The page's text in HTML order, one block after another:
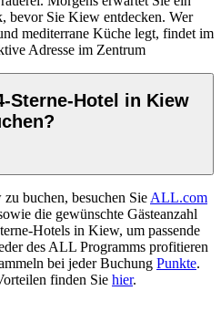
bevor Sie Kiew entdecken. Wer
mediterrane Küche legt, findet im
Adresse im Zentrum
Sterne-Hotel in Kiew
buchen, besuchen Sie ALL.com
die gewünschte Gästeanzahl
Hotels in Kiew, um passende
des ALL Programms profitieren
bei jeder Buchung Punkte.
finden Sie hier.